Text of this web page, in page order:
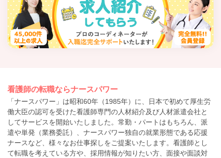
看護師の転職ならナースパワー
「ナースパワー」は昭和60年（1985年）に、日本で初めて厚生労
働大臣の認可を受けた看護師専門の人材紹介及び人材派遣会社と
してサービスを開始いたしました。常勤・パートはもちろん、派
遣や単発（業務委託）、ナースパワー独自の就業形態である応援
ナースなど、様々なお仕事探しをご提案いたします。看護師とし
て転職を考えている方や、採用情報が知りたい方、面接や面談対